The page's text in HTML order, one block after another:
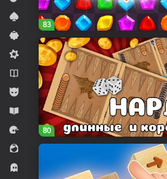
Kartali oʻyinlar
Midkor
Novellalar
Oʻgʻil bolalar uchun
Oʻrgatuvchi
Poygalar
Qiz bolalar uchun
Qo‘rqinchlilar
83
80